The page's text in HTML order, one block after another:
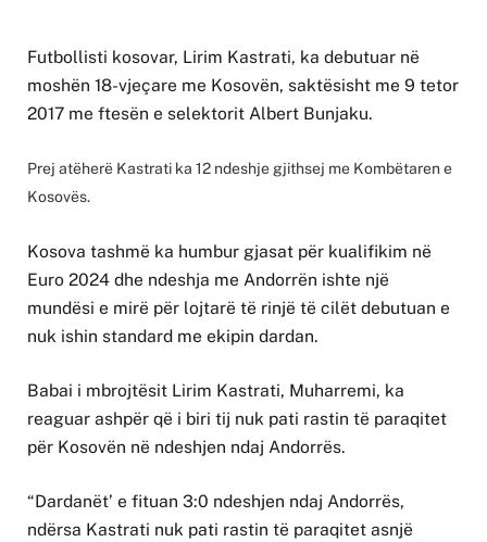
Futbollisti kosovar, Lirim Kastrati, ka debutuar në
moshën 18-vjeçare me Kosovën, saktësisht me 9 tetor
2017 me ftesën e selektorit Albert Bunjaku.
Prej atëherë Kastrati ka 12 ndeshje gjithsej me Kombëtaren e
Kosovës.
Kosova tashmë ka humbur gjasat për kualifikim në
Euro 2024 dhe ndeshja me Andorrën ishte një
mundësi e mirë për lojtarë të rinjë të cilët debutuan e
nuk ishin standard me ekipin dardan.
Babai i mbrojtësit Lirim Kastrati, Muharremi, ka
reaguar ashpër që i biri tij nuk pati rastin të paraqitet
për Kosovën në ndeshjen ndaj Andorrës.
“Dardanët’ e fituan 3:0 ndeshjen ndaj Andorrës,
ndërsa Kastrati nuk pati rastin të paraqitet asnjë